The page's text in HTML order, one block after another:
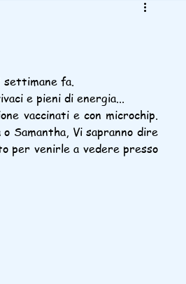
settimane fa.
e pieni di energia...
vaccinati e con microchip.
Samantha, Vi sapranno dire
per venirle a vedere presso